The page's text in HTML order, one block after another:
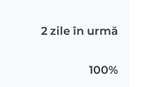
2 zile în urmă
100%